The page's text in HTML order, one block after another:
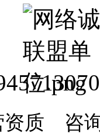
质 咨